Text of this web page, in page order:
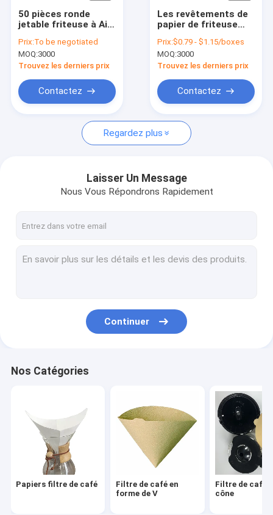
Demandez une citation
Papiers filtre de café
Filtre de café en forme de V
Filtre de café de panier
Filtre de café de Chemex
Filtre de café biodégradable
Accessoires de filtre de café
Papier de filtre à huile
Papier pour friteuse à air
50 pièces ronde
jetable friteuse à Air
résistant à la chaleur
vapeur cuisson tapis
antiadhésif
Prix:To be negotiated
MOQ:3000
Trouvez les derniers prix
Contactez
Les revêtements de
papier de friteuse
le revêtement de
parchemin pour la
micro-onde Oven
Prix:$0.79 - $1.15/boxes
MOQ:3000
Trouvez les derniers prix
Contactez
Regardez plus
Laisser Un Message
Nous Vous Répondrons Rapidement
Continuer
Nos Catégories
Papiers filtre de café
Filtre de café en
forme de V
Filtre de café
cône